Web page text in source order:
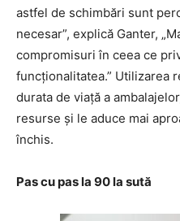
astfel de schimbări sunt
necesar”, explică Ganter,
compromisuri în ceea ce
funcționalitatea.” Utilizarea
durata de viață a
resurse și le aduce mai
închis.
Pas cu pas la 90 la sută